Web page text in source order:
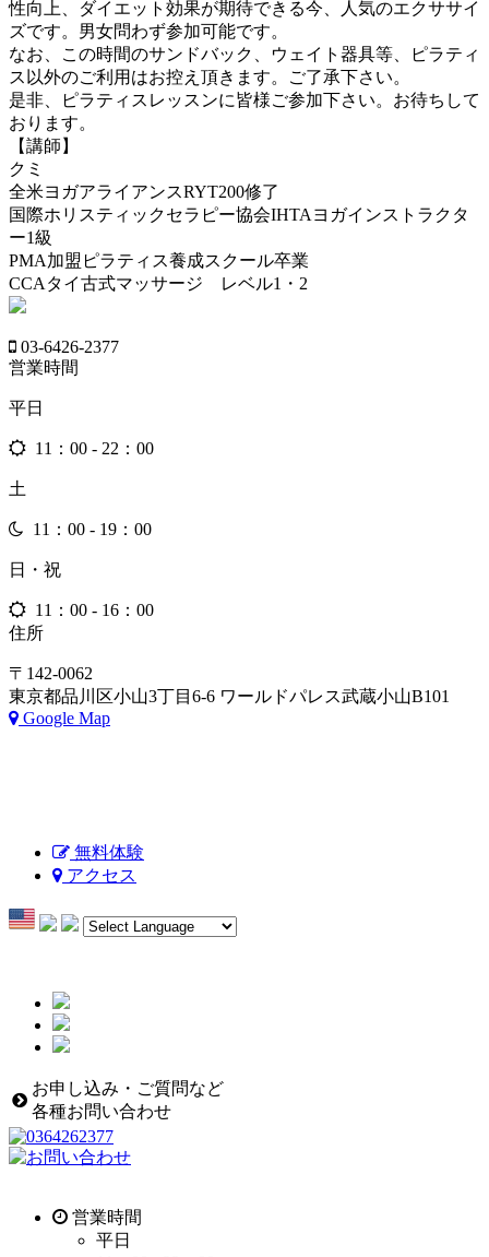
性向上、ダイエット効果が期待できる今、人気のエクササイ
ズです。男女問わず参加可能です。
なお、この時間のサンドバック、ウェイト器具等、ピラティ
ス以外のご利用はお控え頂きます。ご了承下さい。
是非、ピラティスレッスンに皆様ご参加下さい。お待ちして
おります。
【講師】
クミ
全米ヨガアライアンスRYT200修了
国際ホリスティックセラピー協会IHTAヨガインストラクタ
ー1級
PMA加盟ピラティス養成スクール卒業
CCAタイ古式マッサージ レベル1・2
03-6426-2377
営業時間
平日
11：00 - 22：00
土
11：00 - 19：00
日・祝
11：00 - 16：00
住所
〒142-0062
東京都品川区小山3丁目6-6 ワールドパレス武蔵小山B101
Google Map
無料体験
アクセス
お申し込み・ご質問など
各種お問い合わせ
営業時間
平日